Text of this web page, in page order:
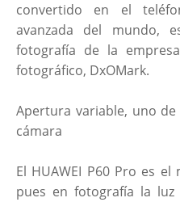
convertido en el
avanzada del mundo,
fotografía de la
fotográfico, DxOMark.
Apertura variable, uno
cámara
El HUAWEI P60 Pro es
pues en fotografía la